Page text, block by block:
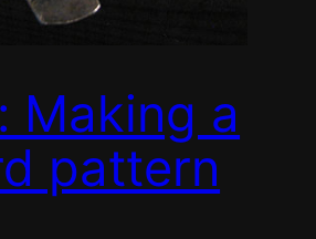
Making a
pattern